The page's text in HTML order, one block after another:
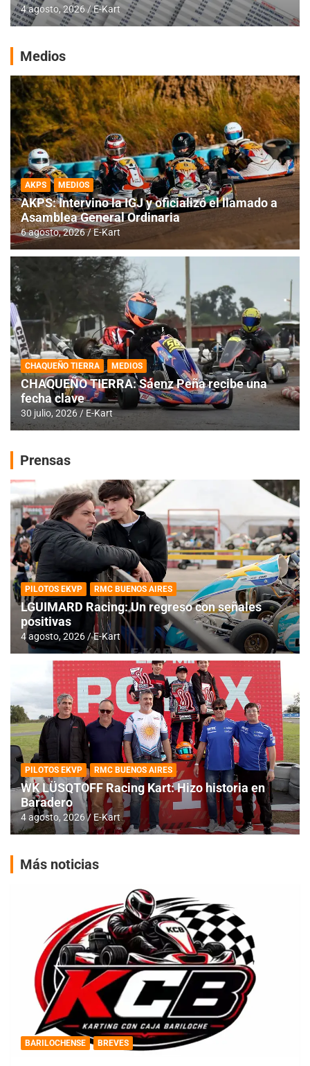
4 agosto, 2026 E-Kart
Medios
AKPS MEDIOS
AKPS: Intervino la IGJ y oficializó el llamado a
Asamblea General Ordinaria
6 agosto, 2026 E-Kart
CHAQUEÑO TIERRA MEDIOS
CHAQUEÑO TIERRA: Sáenz Peña recibe una
fecha clave
30 julio, 2026 E-Kart
Prensas
PILOTOS EKVP RMC BUENOS AIRES
LGUIMARD Racing: Un regreso con señales
positivas
4 agosto, 2026 E-Kart
PILOTOS EKVP RMC BUENOS AIRES
WK LÜSQTOFF Racing Kart: Hizo historia en
Baradero
4 agosto, 2026 E-Kart
Más noticias
BARILOCHENSE BREVES